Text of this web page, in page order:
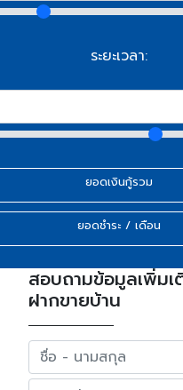
ระยะเวลา:
ยอดเงินกู้รวม
ยอดชำระ / เดือน
สอบถามข้อมูลเพิ่ม
ฝากขายบ้าน